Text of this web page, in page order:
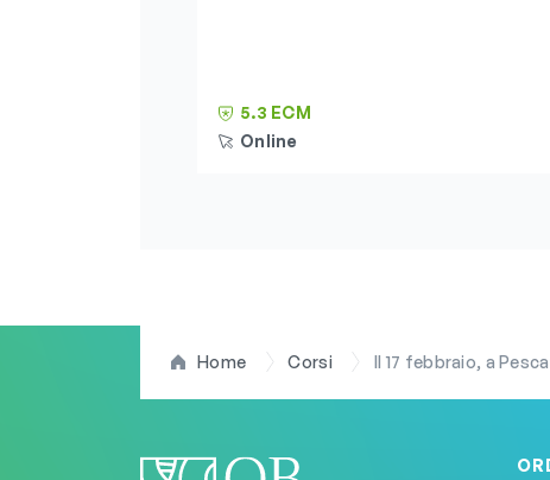
5.3 ECM
Online
Home Corsi Il 17 febbraio, a Pescara, il